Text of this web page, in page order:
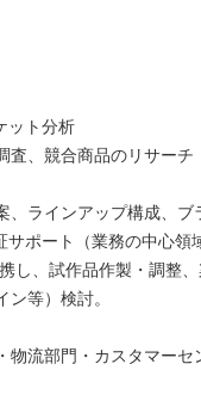
ット分析
査、競合商品のリサーチ
、ラインアップ構成、ブ
ポート（業務の中心領
し、試作品作製・調整
ン等）検討。
物流部門・カスタマー